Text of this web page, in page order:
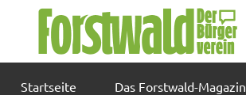
Startseite Das Forstwald-Magazin